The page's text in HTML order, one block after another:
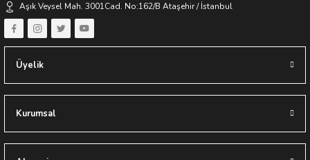
Aşık Veysel Mah. 3001Cad. No:162/B Ataşehir / İstanbul
Üyelik
Kurumsal